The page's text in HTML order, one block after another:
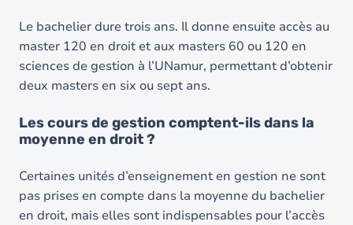
Le bachelier dure trois ans. Il donne ensuite accès au
master 120 en droit et aux masters 60 ou 120 en
sciences de gestion à l’UNamur, permettant d’obtenir
deux masters en six ou sept ans.
Les cours de gestion comptent-ils dans la
moyenne en droit ?
Certaines unités d’enseignement en gestion ne sont
pas prises en compte dans la moyenne du bachelier
en droit, mais elles sont indispensables pour l’accès